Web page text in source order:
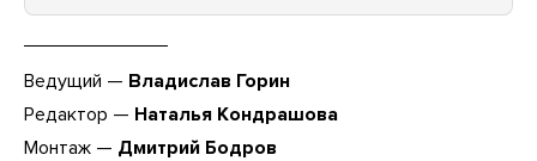
Ведущий — Владислав Горин
Редактор — Наталья Кондрашова
Монтаж — Дмитрий Бодров